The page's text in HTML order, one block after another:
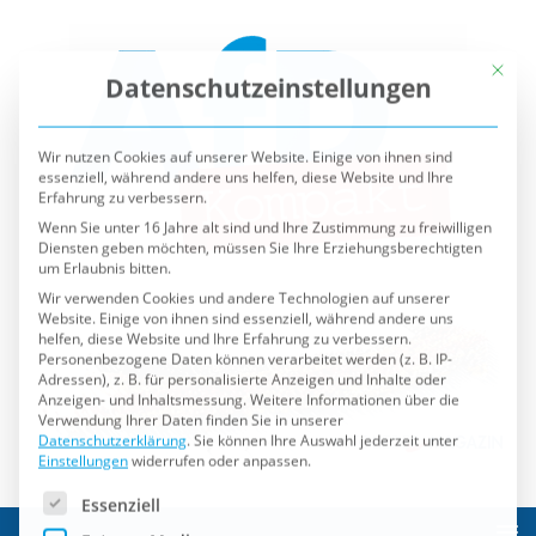
Datenschutzeinstellungen
Wir nutzen Cookies auf unserer Website. Einige von ihnen sind
Erfahrung zu verbessern.
Wenn Sie unter 16 Jahre alt sind und Ihre Zustimmung zu freiwilligen
um Erlaubnis bitten.
Wir verwenden Cookies und andere Technologien auf unserer
helfen, diese Website und Ihre Erfahrung zu verbessern.
Personenbezogene Daten können verarbeitet werden (z. B. IP-
Adressen), z. B. für personalisierte Anzeigen und Inhalte oder
Anzeigen- und Inhaltsmessung.Weitere Informationen über die
Verwendung Ihrer Daten finden Sie in unserer
Datenschutzerklärung.Sie können Ihre Auswahl jederzeit unter
Einstellungenwiderrufen oder anpassen.
Es folgt eine Liste der Service-Gruppen, für die eine
Essenziell
Externe Medien